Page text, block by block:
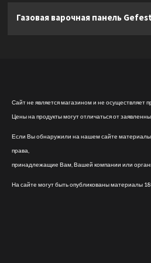
Газовая варочная панель
Сайт не является магазином и не осуществляет
Цены на продукты могут отличаться от
Если Вы обнаружили на нашем сайте
права,
принадлежащие Вам, Вашей компании или
На сайте могут быть опубликованы материалы